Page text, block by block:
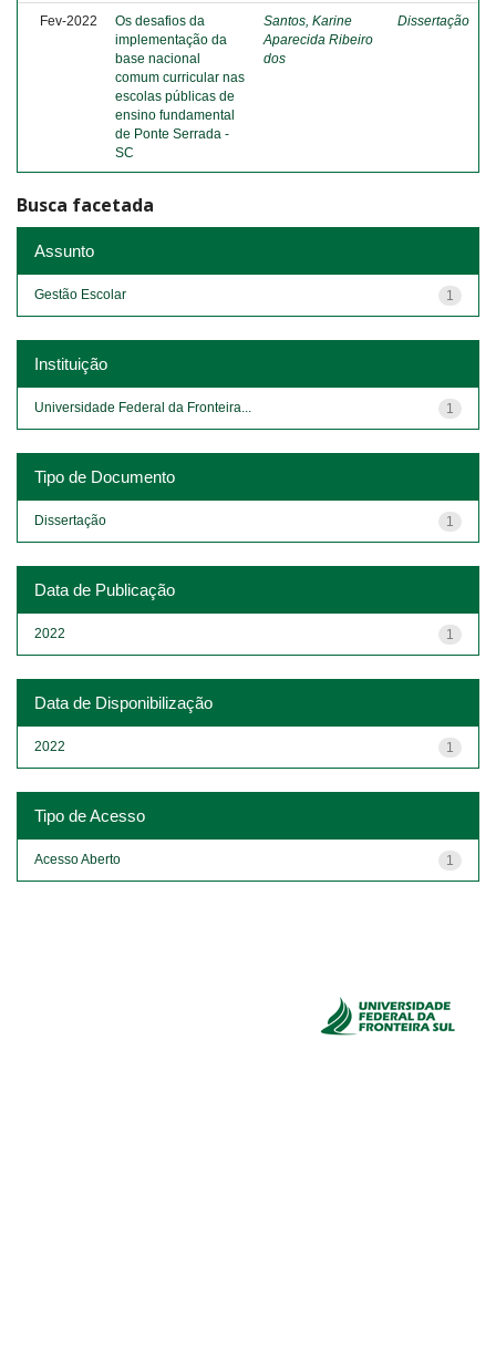
Fev-2022
Os desafios da
implementação da
base nacional
comum curricular nas
escolas públicas de
ensino fundamental
de Ponte Serrada -
SC
Santos, Karine
Aparecida Ribeiro
dos
Dissertação
Busca facetada
Assunto
1
Gestão Escolar
Instituição
1
Universidade Federal da Fronteira...
Tipo de Documento
1
Dissertação
Data de Publicação
1
2022
Data de Disponibilização
1
2022
Tipo de Acesso
1
Acesso Aberto